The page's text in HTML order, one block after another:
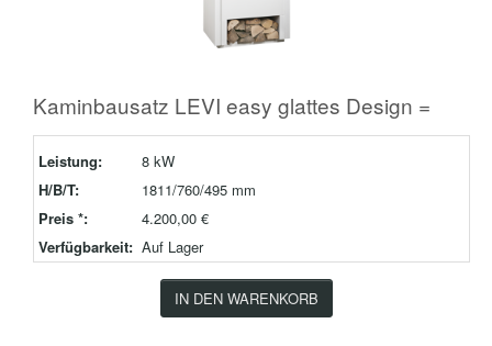
Kaminbausatz LEVI easy glattes Design =
Leistung:
8 kW
H/B/T:
1811/760/495 mm
Preis *:
4.200,00 €
Verfügbarkeit: Auf Lager
IN DEN WARENKORB